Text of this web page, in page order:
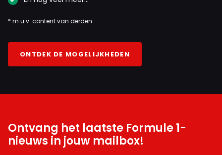
* m.u.v. content van derden
ONTDEK DE MOGELIJKHEDEN
Ontvang het laatste Formule 1-
nieuws in jouw mailbox!